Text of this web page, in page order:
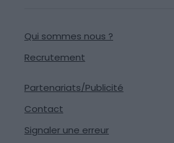
Qui sommes nous ?
Recrutement
Partenariats/Publicité
Contact
Signaler une erreur